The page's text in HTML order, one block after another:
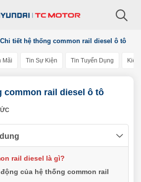
Chi tiết hệ thống common rail diesel ô tô
Mãi Tin Sự Kiện Tin Tuyển Dụng
common rail diesel ô tô
rail diesel là gì?
của hệ thống common rail